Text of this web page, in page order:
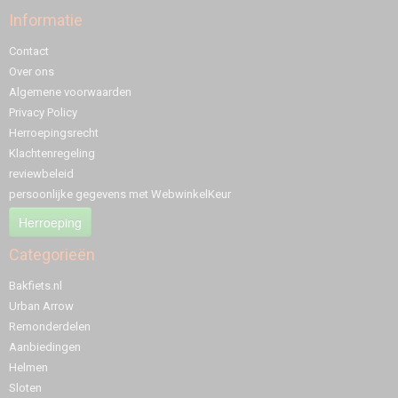
Informatie
Contact
Over ons
Algemene voorwaarden
Privacy Policy
Herroepingsrecht
Klachtenregeling
reviewbeleid
persoonlijke gegevens met WebwinkelKeur
Herroeping
Categorieën
Bakfiets.nl
Urban Arrow
Remonderdelen
Aanbiedingen
Helmen
Sloten